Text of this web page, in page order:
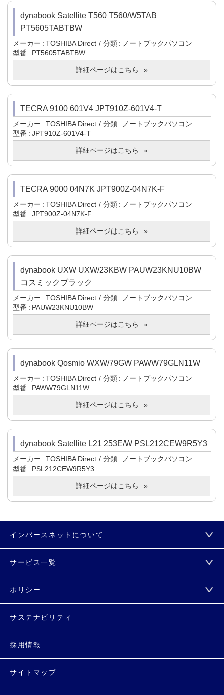
dynabook Satellite T560 T560/W5TAB
PT5605TABTBW
メーカー TOSHIBA Direct 分類
ノートブックパソコン
型番
PT5605TABTBW
詳細ページはこちら
TECRA 9100 601V4 JPT910Z-601V4-T
メーカー TOSHIBA Direct 分類
ノートブックパソコン
型番
JPT910Z-601V4-T
詳細ページはこちら
TECRA 9000 04N7K JPT900Z-04N7K-F
メーカー TOSHIBA Direct 分類
ノートブックパソコン
型番
JPT900Z-04N7K-F
詳細ページはこちら
dynabook UXW UXW/23KBW PAUW23KNU10BW
コスミックブラック
メーカー TOSHIBA Direct 分類
ノートブックパソコン
型番
PAUW23KNU10BW
詳細ページはこちら
dynabook Qosmio WXW/79GW PAWW79GLN11W
メーカー TOSHIBA Direct 分類
ノートブックパソコン
型番
PAWW79GLN11W
詳細ページはこちら
dynabook Satellite L21 253E/W PSL212CEW9R5Y3
メーカー TOSHIBA Direct 分類
ノートブックパソコン
型番
PSL212CEW9R5Y3
詳細ページはこちら
インバースネットについて
サービス一覧
ポリシー
サステナビリティ
採用情報
サイトマップ